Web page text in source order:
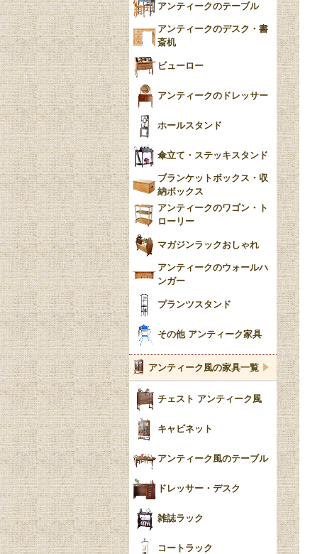
アンティークのテーブル
アンティークのデスク・書
斎机
ビューロー
アンティークのドレッサー
ホールスタンド
傘立て・ステッキスタンド
ブランケットボックス・収
納ボックス
アンティークのワゴン・ト
ローリー
マガジンラックおしゃれ
アンティークのウォールハ
ンガー
プランツスタンド
その他 アンティーク家具
アンティーク風の家具一覧
チェスト アンティーク風
キャビネット
アンティーク風のテーブル
ドレッサー・デスク
雑誌ラック
コートラック